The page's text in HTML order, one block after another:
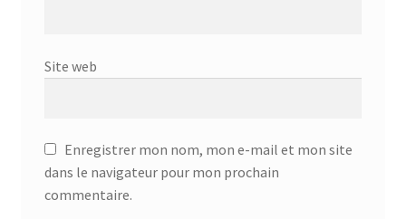
Site web
Enregistrer mon nom, mon e-mail et mon site
dans le navigateur pour mon prochain
commentaire.